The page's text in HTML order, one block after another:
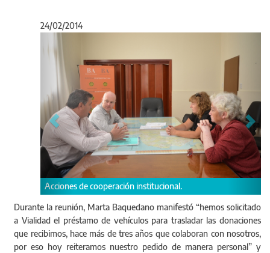
24/02/2014
Acciones de cooperación institucional.
Anterior
Durante la reunión, Marta Baquedano manifestó “hemos solicitado
a Vialidad el préstamo de vehículos para trasladar las donaciones
que recibimos, hace más de tres años que colaboran con nosotros,
por eso hoy reiteramos nuestro pedido de manera personal” y